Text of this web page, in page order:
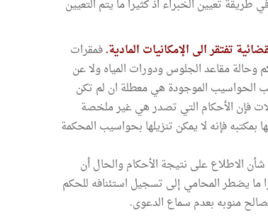
طريقة تعيين الخبراء اذ كثيرا ما يتم التعيين
تفتقر الى الإمكانيات المادية.فمقرات
مقاعد الجلوس ودورات المياه ولا عن
الحواسيب الموجودة هي معطلة ان لم تكن
فإن الأحكام التي تصدر هي غير ملخصة
فإنه لا يمكن تنزيلها بحواسيب المحكمة
الاطلاع على نتيجة الأحكام والحال أن
ما يضطر المحامي إلى تسجيل استئنافه للحكم
منوبه بعدم سماع الدعوى.